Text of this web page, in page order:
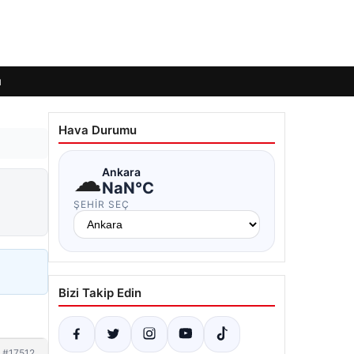
Hava Durumu
☁Ankara
NaN°C
ŞEHIR SEÇ
Bizi Takip Edin